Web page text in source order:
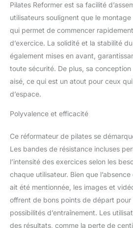
machine Pilates. 5. **Design
encombrant avec une
pratique**Idéal pour les
de Pilates compact est livré
de transport intégrées et un
transport, ce qui le rend
transporter. Parfait pour un
domestique ou en voyage,
profiter d'un entraînement de
à tout moment, n'importe où.
Pilates Reformer est sa facilité
utilisateurs soulignent que le
qui permet de commencer
d’exercice. La solidité et la stabilité
également mises en avant,
toute sécurité. De plus, sa
aisé, ce qui est un atout pour ceux
d’espace.
Polyvalence et efficacité
Ce réformateur de pilates se
Les bandes de résistance incluses
l’intensité des exercices selon les
chaque utilisateur. Bien que l’absence
ait été mentionnée, les images et
offrent de bons points de départ
possibilités d’entraînement. Les
des résultats, comme la perte de